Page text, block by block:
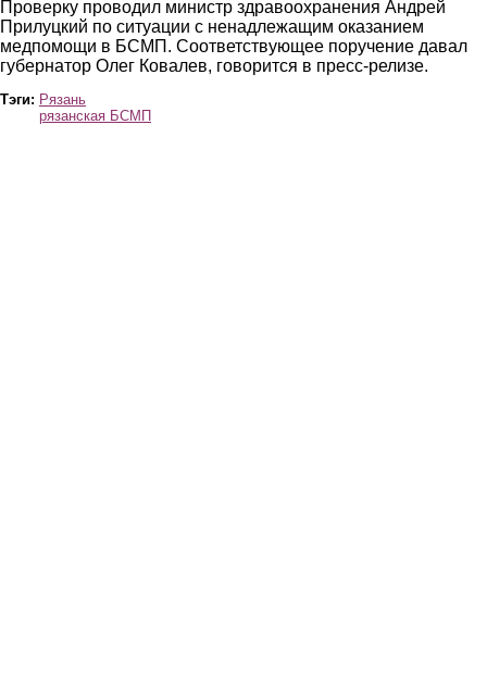
Проверку проводил министр здравоохранения Андрей
Прилуцкий по ситуации с ненадлежащим оказанием
медпомощи в БСМП. Соответствующее поручение давал
губернатор Олег Ковалев, говорится в пресс-релизе.
Тэги: Рязань
рязанская БСМП